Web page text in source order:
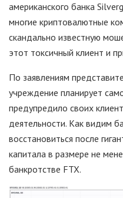
американского банка
многие криптовалютные
скандально известную
этот токсичный клиент и
По заявлениям
учреждение планирует
предупредило своих
деятельности. Как видим
восстановиться после
капитала в размере не
банкротстве FTX.